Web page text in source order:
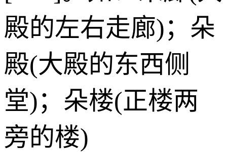
殿的左右走廊)；朵
殿(大殿的东西侧
堂)；朵楼(正楼两
旁的楼)